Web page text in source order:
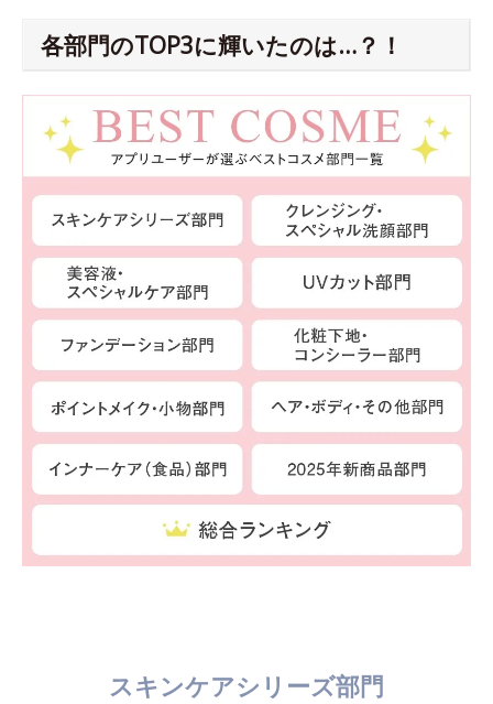
各部門のTOP3に輝いたのは…？！
スキンケアシリーズ部門